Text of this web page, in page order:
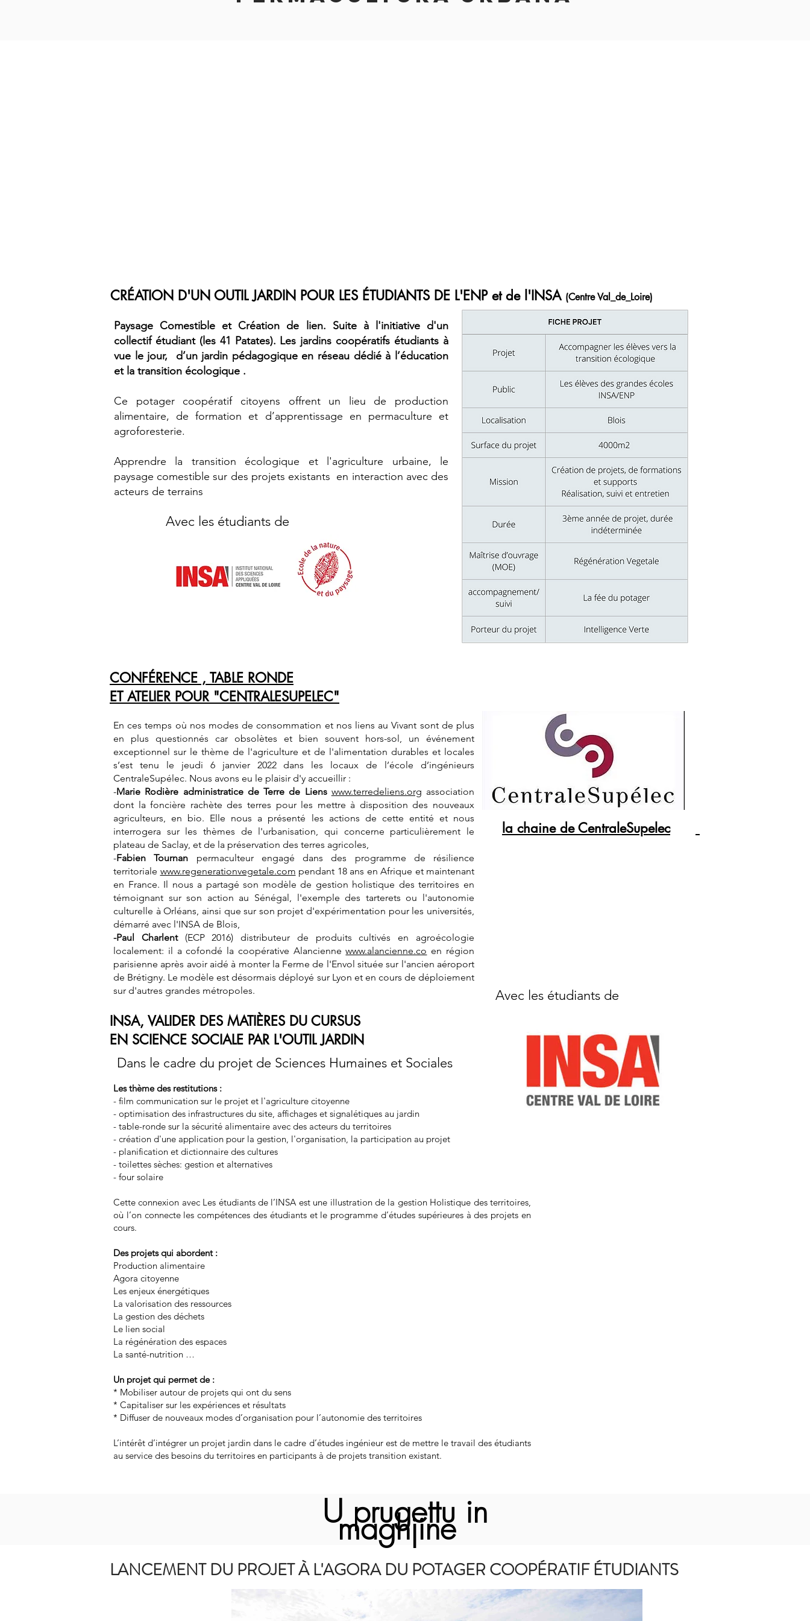
CRÉATION D'UN OUTIL JARDIN POUR LES ÉTUDIANTS DE L'ENP et de l'INSA (Centre Val_de_Loire)
Paysage Comestible et Création de lien. Suite à l'initiative d'un
collectif étudiant (les 41 Patates). Les jardins coopératifs étudiants à
vue le jour, d’un jardin pédagogique en réseau dédié à l’éducation
et la transition écologique .
Ce potager coopératif citoyens offrent un lieu de production
alimentaire, de formation et d’apprentissage en permaculture et
agroforesterie.
Apprendre la transition écologique et l'agriculture urbaine, le
paysage comestible sur des projets existants en interaction avec des
acteurs de terrains
Avec les étudiants de
CONFÉRENCE , TABLE RONDE
ET ATELIER POUR "CENTRALESUPELEC"
En ces temps où nos modes de consommation et nos liens au Vivant sont de plus
en plus questionnés car obsolètes et bien souvent hors-sol, un événement
exceptionnel sur le thème de l'agriculture et de l'alimentation durables et locales
s’est tenu le jeudi 6 janvier 2022 dans les locaux de l’école d’ingénieurs
CentraleSupélec. Nous avons eu le plaisir d'y accueillir :
-Marie Rodière administratice de Terre de Liens www.terredeliens.org association
dont la foncière rachète des terres pour les mettre à disposition des nouveaux
agriculteurs, en bio. Elle nous a présenté les actions de cette entité et nous
interrogera sur les thèmes de l'urbanisation, qui concerne particulièrement le
plateau de Saclay, et de la préservation des terres agricoles,
-Fabien Tournan permaculteur engagé dans des programme de résilience
territoriale www.regenerationvegetale.com pendant 18 ans en Afrique et maintenant
en France. Il nous a partagé son modèle de gestion holistique des territoires en
témoignant sur son action au Sénégal, l'exemple des tarterets ou l'autonomie
culturelle à Orléans, ainsi que sur son projet d'expérimentation pour les universités,
démarré avec l'INSA de Blois,
-Paul Charlent (ECP 2016) distributeur de produits cultivés en agroécologie
localement: il a cofondé la coopérative Alanciennewww.alancienne.co en région
parisienne après avoir aidé à monter la Ferme de l'Envol située sur l'ancien aéroport
de Brétigny. Le modèle est désormais déployé sur Lyon et en cours de déploiement
sur d'autres grandes métropoles.
la chaine de CentraleSupelec
Avec les étudiants de
INSA, VALIDER DES MATIÈRES DU CURSUS
EN SCIENCE SOCIALE PAR L'OUTIL JARDIN
Les thème des restitutions :
- film communication sur le projet et l'agriculture citoyenne
- optimisation des infrastructures du site, affichages et signalétiques au jardin
- table-ronde sur la sécurité alimentaire avec des acteurs du territoires
- création d'une application pour la gestion, l'organisation, la participation au projet
- planification et dictionnaire des cultures
- toilettes sèches: gestion et alternatives
- four solaire
Cette connexion avec Les étudiants de l’INSA est une illustration de la gestion Holistique des territoires,
où l’on connecte les compétences des étudiants et le programme d’études supérieures à des projets en
cours.
Des projets qui abordent :
Production alimentaire
Agora citoyenne
Les enjeux énergétiques
La valorisation des ressources
La gestion des déchets
Le lien social
La régénération des espaces
La santé-nutrition …
Un projet qui permet de :
* Mobiliser autour de projets qui ont du sens
* Capitaliser sur les expériences et résultats
* Diffuser de nouveaux modes d’organisation pour l’autonomie des territoires
L’intérêt d’intégrer un projet jardin dans le cadre d’études ingénieur est de mettre le travail des étudiants
au service des besoins du territoires en participants à de projets transition existant.
Dans le cadre du projet de Sciences Humaines et Sociales
U prugettu in
maghjine
LANCEMENT DU PROJET À L'AGORA DU POTAGER COOPÉRATIF ÉTUDIANTS